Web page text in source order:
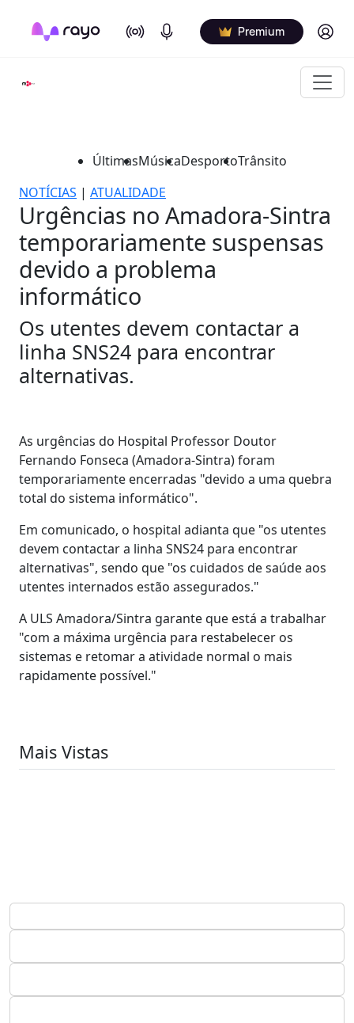
On Air Podcasts Premium Log in
ÚltimasMúsicaDesportoTrânsito
NOTÍCIAS | ATUALIDADE
Urgências no Amadora-Sintra
temporariamente suspensas
devido a problema
informático
Os utentes devem contactar a
linha SNS24 para encontrar
alternativas.
As urgências do Hospital Professor Doutor
Fernando Fonseca (Amadora-Sintra) foram
temporariamente encerradas "devido a uma quebra
total do sistema informático".
Em comunicado, o hospital adianta que "os utentes
devem contactar a linha SNS24 para encontrar
alternativas", sendo que "os cuidados de saúde aos
utentes internados estão assegurados."
A ULS Amadora/Sintra garante que está a trabalhar
"com a máxima urgência para restabelecer os
sistemas e retomar a atividade normal o mais
rapidamente possível."
Mais Vistas